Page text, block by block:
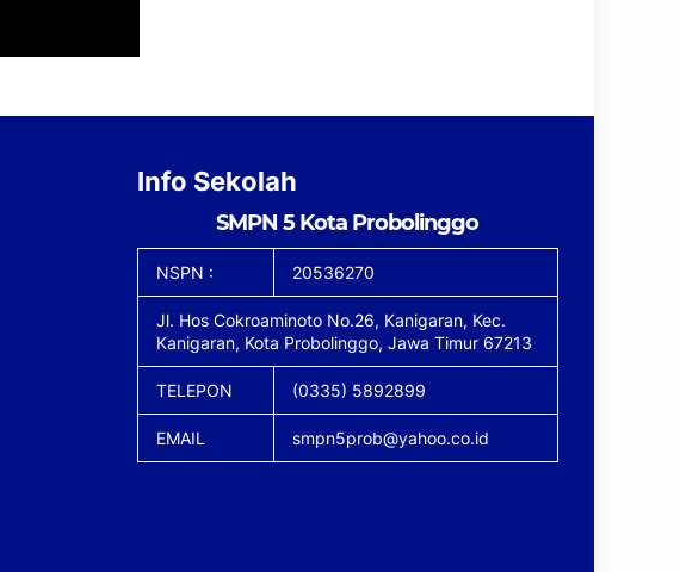
Info Sekolah
SMPN 5 Kota Probolinggo
NSPN : 20536270
Jl. Hos Cokroaminoto No.26, Kanigaran, Kec.
Kanigaran, Kota Probolinggo, Jawa Timur 67213
TELEPON (0335) 5892899
EMAIL smpn5prob@yahoo.co.id